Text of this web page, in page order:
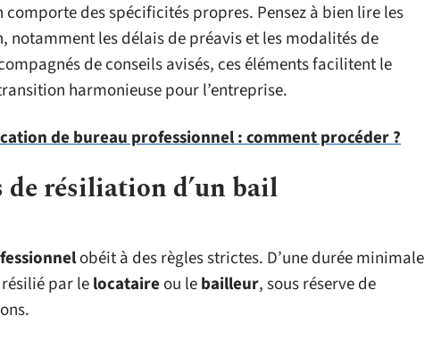
des spécificités propres. Pensez à bien lire les
notamment les délais de préavis et les modalités de
de conseils avisés, ces éléments facilitent le
harmonieuse pour l’entreprise.
de bureau professionnel : comment procéder ?
résiliation d’un bail
obéit à des règles strictes. D’une durée minimale
par lelocataire ou lebailleur, sous réserve de